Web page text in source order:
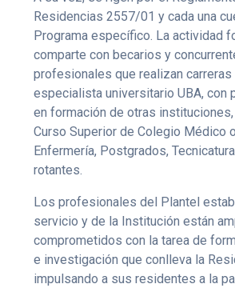
Residencias 2557/01 y cada una
Programa específico. La actividad
comparte con becarios y
profesionales que realizan
especialista universitario UBA, con
en formación de otras
Curso Superior de Colegio Médico
Enfermería, Postgrados,
rotantes.
Los profesionales del Plantel
servicio y de la Institución están
comprometidos con la tarea de
e investigación que conlleva la
impulsando a sus residentes a la